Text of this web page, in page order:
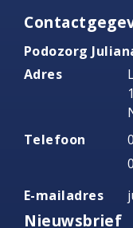
Podozorg
Adres
Telefoon
E-mailadres
Nieuwsbrief